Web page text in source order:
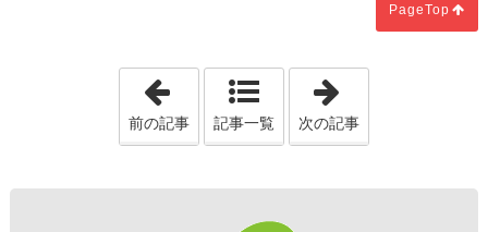
PageTop
「ハロウィンの季節」
前の記事 記事一覧 次の記事